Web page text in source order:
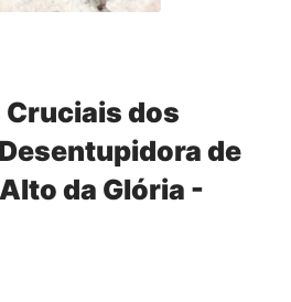
dos
de
da Glória -